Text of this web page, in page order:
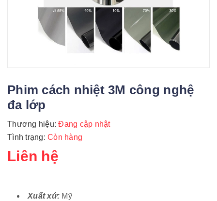
Phim cách nhiệt 3M công nghệ
đa lớp
Thương hiệu: Đang cập nhật
Tình trạng: Còn hàng
Liên hệ
Xuất xứ: Mỹ